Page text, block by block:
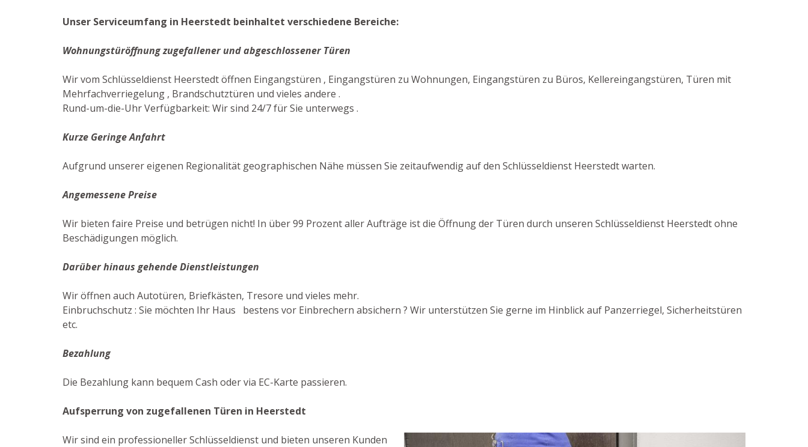
Unser Serviceumfang in Heerstedt beinhaltet verschiedene Bereiche:
Wohnungstüröffnung zugefallener und abgeschlossener Türen
Wir vom Schlüsseldienst Heerstedt öffnen Eingangstüren , Eingangstüren zu Wohnungen, Eingangstüren zu Büros, Kellereingangstüren, Türen mit
Mehrfachverriegelung , Brandschutztüren und vieles andere .
Rund-um-die-Uhr Verfügbarkeit: Wir sind 24/7 für Sie unterwegs .
Kurze Geringe Anfahrt
Aufgrund unserer eigenen Regionalität geographischen Nähe müssen Sie zeitaufwendig auf den Schlüsseldienst Heerstedt warten.
Angemessene Preise
Wir bieten faire Preise und betrügen nicht! In über 99 Prozent aller Aufträge ist die Öffnung der Türen durch unseren Schlüsseldienst Heerstedt ohne
Beschädigungen möglich.
Darüber hinaus gehende Dienstleistungen
Wir öffnen auch Autotüren, Briefkästen, Tresore und vieles mehr.
Einbruchschutz : Sie möchten Ihr Haus bestens vor Einbrechern absichern ? Wir unterstützen Sie gerne im Hinblick auf Panzerriegel, Sicherheitstüren
etc.
Bezahlung
Die Bezahlung kann bequem Cash oder via EC-Karte passieren.
Aufsperrung von zugefallenen Türen in Heerstedt
Wir sind ein professioneller Schlüsseldienst und bieten unseren Kunden